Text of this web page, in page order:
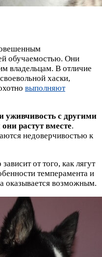
обучаемостью. Они
владельцам. В отличие
хаски,
выполняют
с другими
растут вместе.
недоверчивостью к
от того, как лягут
темперамента и
оказывается возможным.